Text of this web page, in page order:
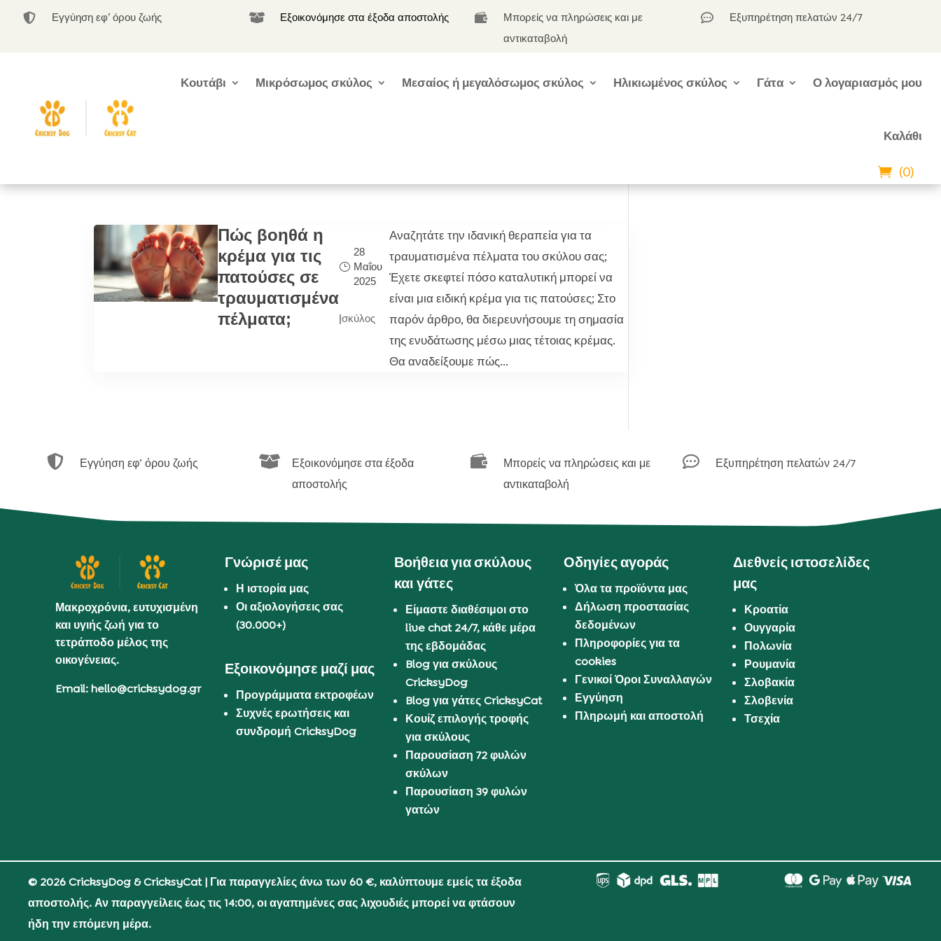
 Εγγύηση εφ’ όρου ζωής  Εξοικονόμησε στα έξοδα αποστολής 
Μπορείς να πληρώσεις και με
αντικαταβολή
 Εξυπηρέτηση πελατών 24/7
Κουτάβι Μικρόσωμος σκύλος Μεσαίος ή μεγαλόσωμος σκύλος Ηλικιωμένος σκύλος Γάτα Ο λογαριασμός μου
Καλάθι
(0)
Πώς βοηθά η
κρέμα για τις
πατούσες σε
τραυματισμένα
πέλματα;
28
Μαΐου
2025
|σκύλος
Αναζητάτε την ιδανική θεραπεία για τα
τραυματισμένα πέλματα του σκύλου σας;
Έχετε σκεφτεί πόσο καταλυτική μπορεί να
είναι μια ειδική κρέμα για τις πατούσες; Στο
παρόν άρθρο, θα διερευνήσουμε τη σημασία
της ενυδάτωσης μέσω μιας τέτοιας κρέμας.
Θα αναδείξουμε πώς...
 Εγγύηση εφ’ όρου ζωής 
Εξοικονόμησε στα έξοδα
αποστολής

Μπορείς να πληρώσεις και με
αντικαταβολή
 Εξυπηρέτηση πελατών 24/7
Μακροχρόνια, ευτυχισμένη
και υγιής ζωή για το
τετράποδο μέλος της
οικογένειας.
Email: hello@cricksydog.gr
Γνώρισέ μας
Η ιστορία μας
Οι αξιολογήσεις σας
(30.000+)
Εξοικονόμησε μαζί μας
Προγράμματα εκτροφέων
Συχνές ερωτήσεις και
συνδρομή CricksyDog
Βοήθεια για σκύλους
και γάτες
Είμαστε διαθέσιμοι στο
live chat 24/7, κάθε μέρα
της εβδομάδας
Blog για σκύλους
CricksyDog
Blog για γάτες CricksyCat
Κουίζ επιλογής τροφής
για σκύλους
Παρουσίαση 72 φυλών
σκύλων
Παρουσίαση 39 φυλών
γατών
Οδηγίες αγοράς
Όλα τα προϊόντα μας
Δήλωση προστασίας
δεδομένων
Πληροφορίες για τα
cookies
Γενικοί Όροι Συναλλαγών
Εγγύηση
Πληρωμή και αποστολή
Διεθνείς ιστοσελίδες
μας
Κροατία
Ουγγαρία
Πολωνία
Ρουμανία
Σλοβακία
Σλοβενία
Τσεχία
© 2026 CricksyDog & CricksyCat| Για παραγγελίες άνω των 60 €, καλύπτουμε εμείς τα έξοδα
αποστολής. Αν παραγγείλεις έως τις 14:00, οι αγαπημένες σας λιχουδιές μπορεί να φτάσουν
ήδη την επόμενη μέρα.